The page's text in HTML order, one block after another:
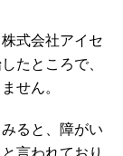
式会社アイセ
たところで、
せん。
ると、障がい
言われており